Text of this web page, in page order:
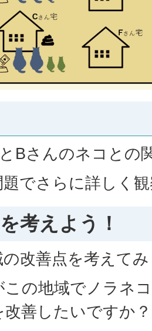
Bさんのネコとの
でさらに詳しく
考えよう！
改善点を考えて
この地域でノラネ
善したいですか？